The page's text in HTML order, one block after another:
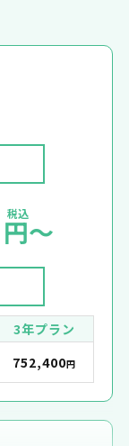
税込
円〜
3年プラン
752,400円